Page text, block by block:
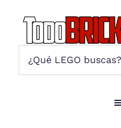
contenido
principal
página
Brick
Noticias